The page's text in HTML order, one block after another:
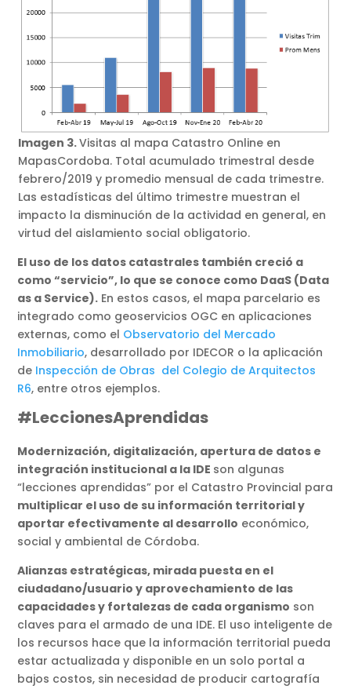
Imagen 3.Visitas al mapa Catastro Online en
MapasCordoba. Total acumulado trimestral desde
febrero/2019 y promedio mensual de cada trimestre.
Las estadísticas del último trimestre muestran el
impacto la disminución de la actividad en general, en
virtud del aislamiento social obligatorio.
El uso de los datos catastrales también creció a
como “servicio”, lo que se conoce como DaaS (Data
as a Service). En estos casos, el mapa parcelario es
integrado como geoservicios OGC en aplicaciones
externas, como el Observatorio del Mercado
Inmobiliario, desarrollado por IDECOR o la aplicación
de Inspección de Obras del Colegio de Arquitectos
R6, entre otros ejemplos.
#LeccionesAprendidas
Modernización, digitalización, apertura de datos e
integración institucional a la IDE son algunas
“lecciones aprendidas” por el Catastro Provincial para
multiplicar el uso de su información territorial y
aportar efectivamente al desarrollo económico,
social y ambiental de Córdoba.
Alianzas estratégicas, mirada puesta en el
ciudadano/usuario y aprovechamiento de las
capacidades y fortalezas de cada organismo son
claves para el armado de una IDE. El uso inteligente de
los recursos hace que la información territorial pueda
estar actualizada y disponible en un solo portal a
bajos costos, sin necesidad de producir cartografía